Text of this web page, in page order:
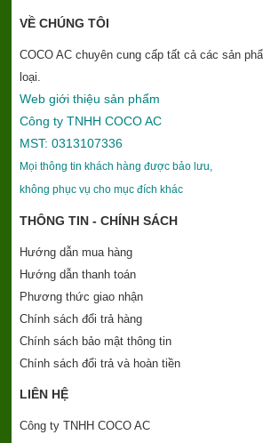
VỀ CHÚNG TÔI
COCO AC chuyên cung cấp tất cả các sản
loại.
Web giới thiệu sản phẩm
Công ty TNHH COCO AC
MST: 0313107336
Mọi thông tin khách hàng được bảo lưu,
không phục vụ cho mục đích khác
THÔNG TIN - CHÍNH SÁCH
Hướng dẫn mua hàng
Hướng dẫn thanh toán
Phương thức giao nhận
Chính sách đổi trả hàng
Chính sách bảo mật thông tin
Chính sách đổi trả và hoàn tiền
LIÊN HỆ
Công ty TNHH COCO AC